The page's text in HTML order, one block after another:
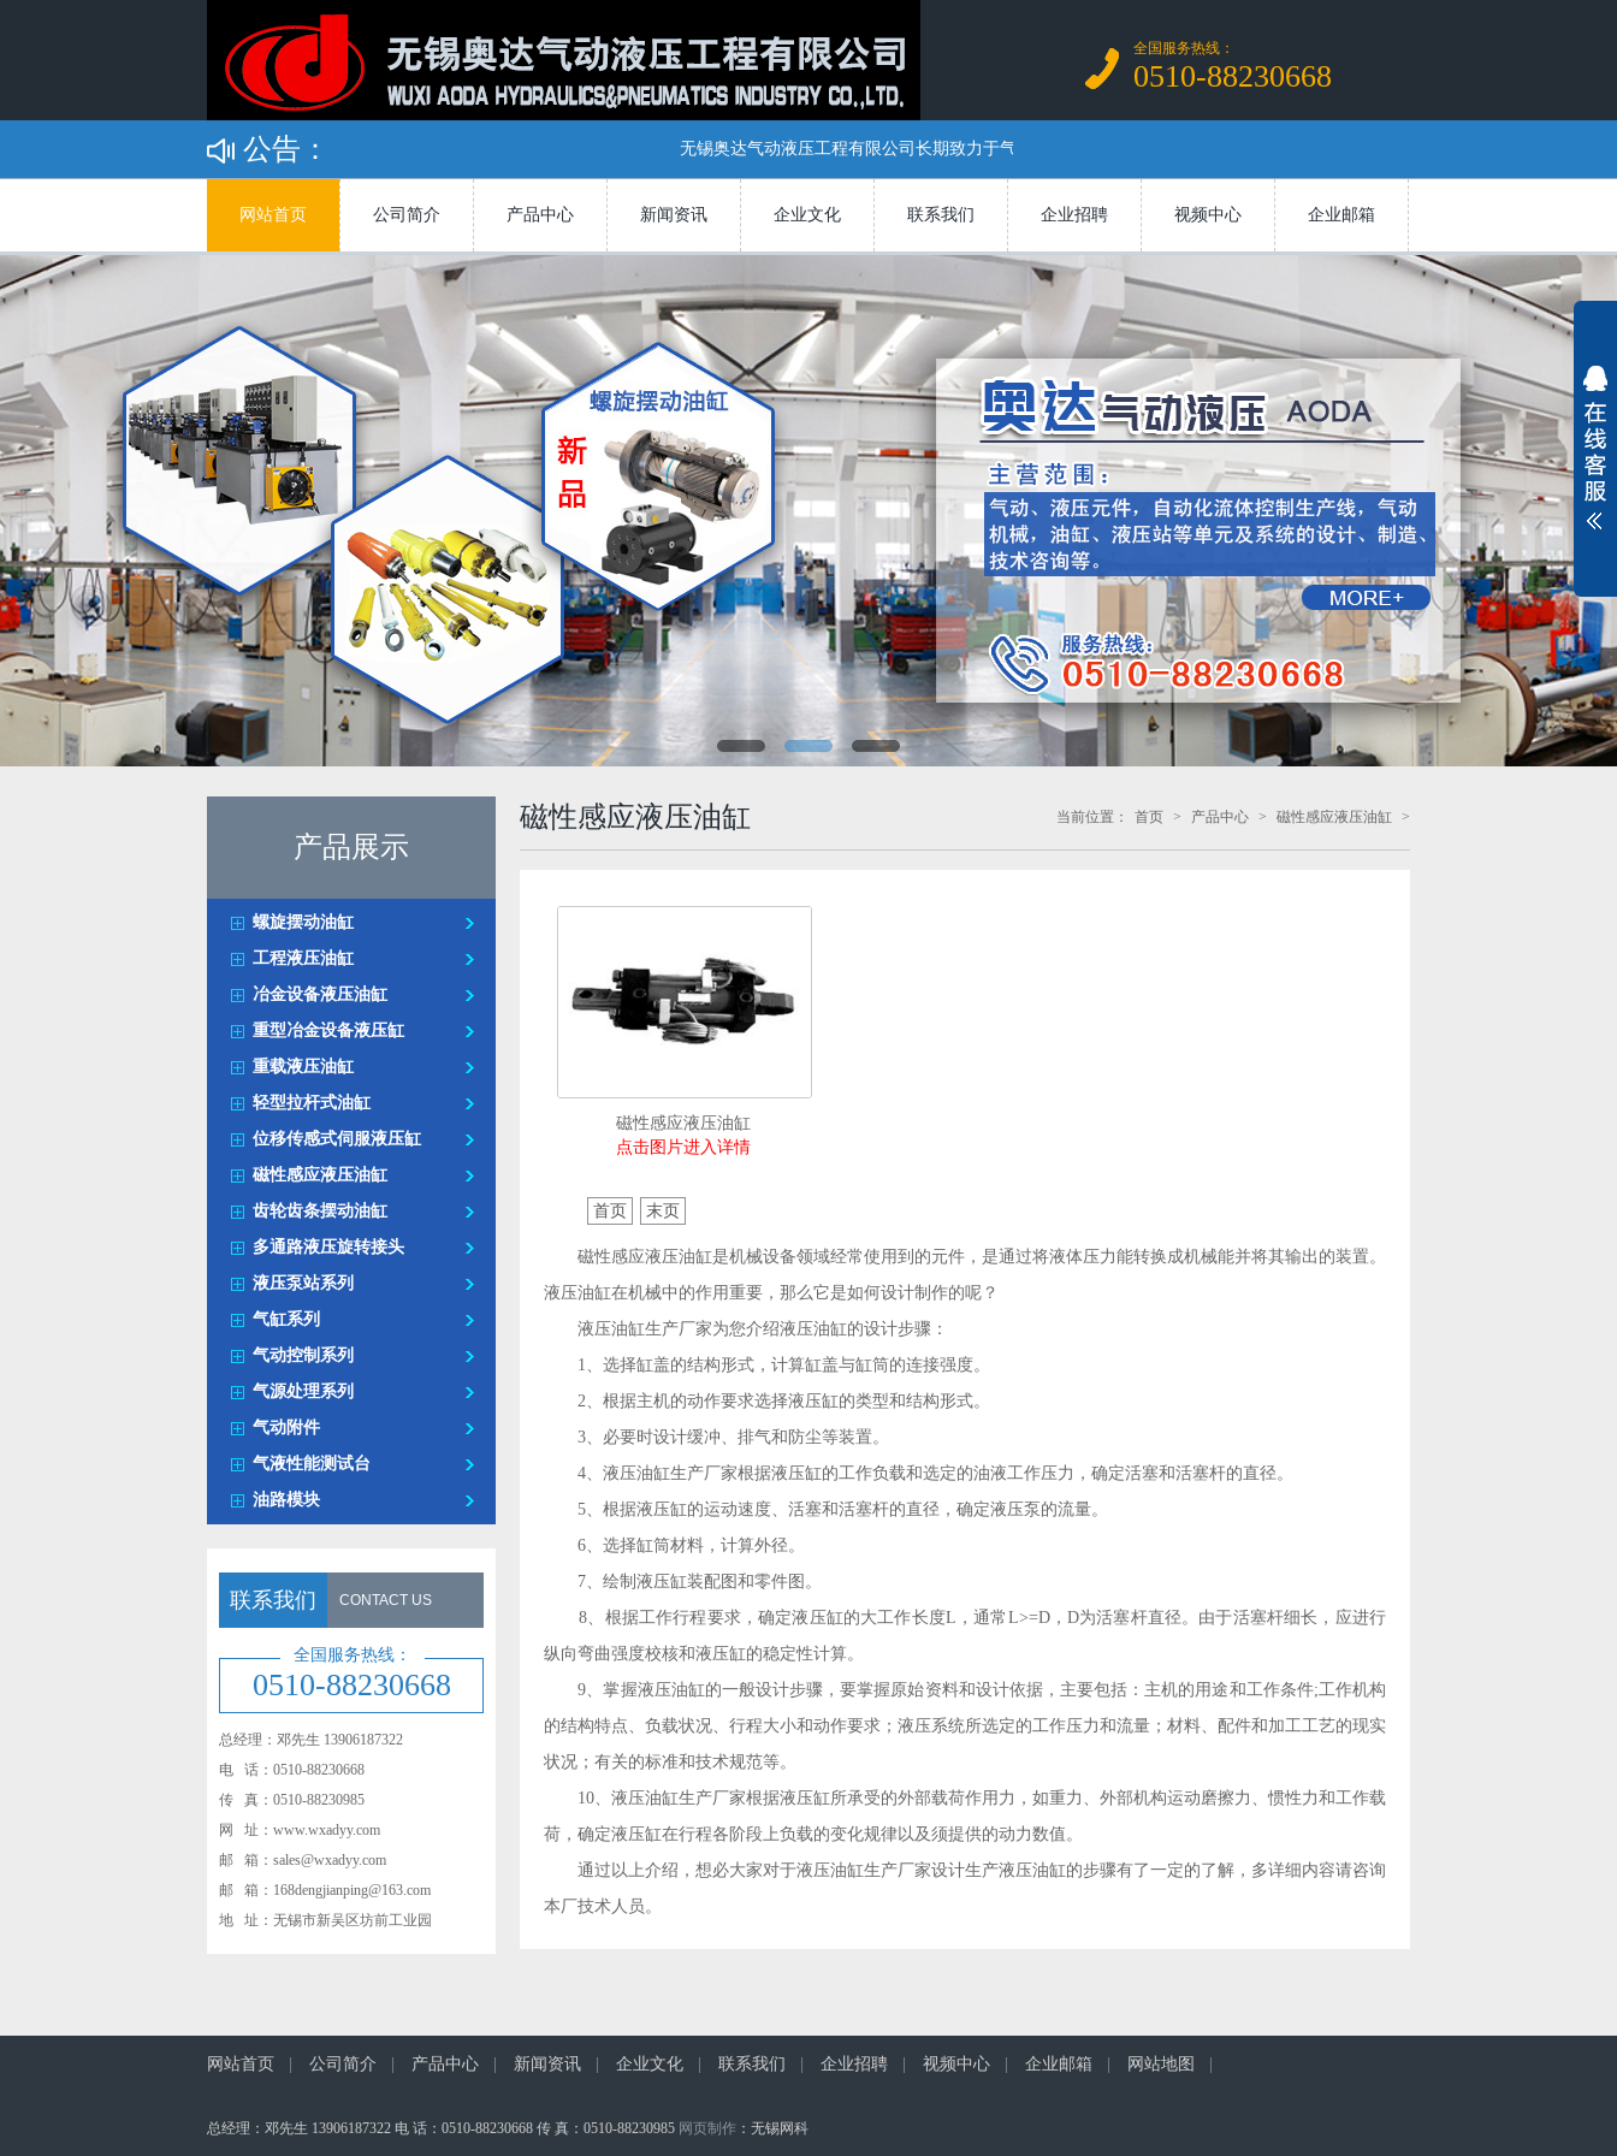
全国服务热线：
0510-88230668
公告： 无锡奥达气动液压工程有限公司长期致力于气动液压系统控制事业，在流体自动控制系统、摆动油缸、液压站的设计制造方面具
网站首页 公司简介 产品中心 新闻资讯 企业文化 联系我们 企业招聘 视频中心 企业邮箱
1 2 3
产品展示
螺旋摆动油缸
工程液压油缸
冶金设备液压油缸
重型冶金设备液压缸
重载液压油缸
轻型拉杆式油缸
位移传感式伺服液压缸
磁性感应液压油缸
齿轮齿条摆动油缸
多通路液压旋转接头
液压泵站系列
气缸系列
气动控制系列
气源处理系列
气动附件
气液性能测试台
油路模块
联系我们 CONTACT US
0510-88230668
全国服务热线：
总经理：邓先生 13906187322
电 话：0510-88230668
传 真：0510-88230985
网 址：www.wxadyy.com
邮 箱：sales@wxadyy.com
邮 箱：168dengjianping@163.com
地 址：无锡市新吴区坊前工业园
磁性感应液压油缸 当前位置： 首页 > 产品中心 > 磁性感应液压油缸 >
磁性感应液压油缸
点击图片进入详情
首页 末页
磁性感应液压油缸是机械设备领域经常使用到的元件，是通过将液体压力能转换成机械能并将其输出的装置。
液压油缸在机械中的作用重要，那么它是如何设计制作的呢？
液压油缸生产厂家为您介绍液压油缸的设计步骤：
1、选择缸盖的结构形式，计算缸盖与缸筒的连接强度。
2、根据主机的动作要求选择液压缸的类型和结构形式。
3、必要时设计缓冲、排气和防尘等装置。
4、液压油缸生产厂家根据液压缸的工作负载和选定的油液工作压力，确定活塞和活塞杆的直径。
5、根据液压缸的运动速度、活塞和活塞杆的直径，确定液压泵的流量。
6、选择缸筒材料，计算外径。
7、绘制液压缸装配图和零件图。
8、根据工作行程要求，确定液压缸的大工作长度L，通常L>=D，D为活塞杆直径。由于活塞杆细长，应进行
纵向弯曲强度校核和液压缸的稳定性计算。
9、掌握液压油缸的一般设计步骤，要掌握原始资料和设计依据，主要包括：主机的用途和工作条件;工作机构
的结构特点、负载状况、行程大小和动作要求；液压系统所选定的工作压力和流量；材料、配件和加工工艺的现实
状况；有关的标准和技术规范等。
10、液压油缸生产厂家根据液压缸所承受的外部载荷作用力，如重力、外部机构运动磨擦力、惯性力和工作载
荷，确定液压缸在行程各阶段上负载的变化规律以及须提供的动力数值。
通过以上介绍，想必大家对于液压油缸生产厂家设计生产液压油缸的步骤有了一定的了解，多详细内容请咨询
本厂技术人员。
网站首页 公司简介 产品中心 新闻资讯 企业文化 联系我们 企业招聘 视频中心 企业邮箱 网站地图
总经理：邓先生 13906187322 电 话：0510-88230668 传 真：0510-88230985 网页制作 ：无锡网科